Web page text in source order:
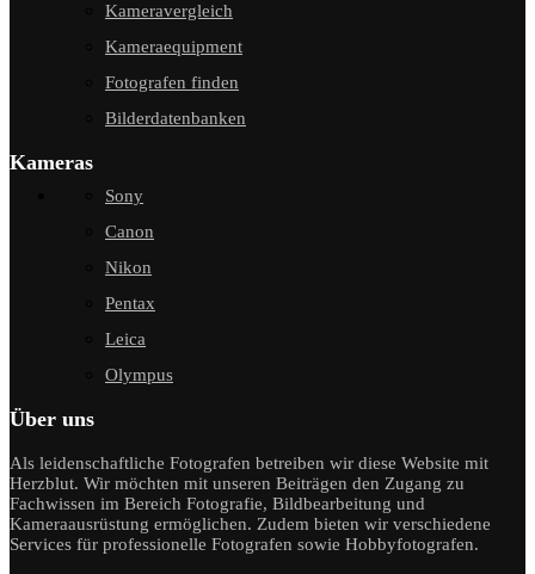
Kameravergleich
Kameraequipment
Fotografen finden
Bilderdatenbanken
Kameras
Sony
Canon
Nikon
Pentax
Leica
Olympus
Über uns
Als leidenschaftliche Fotografen betreiben wir diese Website mit
Herzblut. Wir möchten mit unseren Beiträgen den Zugang zu
Fachwissen im Bereich Fotografie, Bildbearbeitung und
Kameraausrüstung ermöglichen. Zudem bieten wir verschiedene
Services für professionelle Fotografen sowie Hobbyfotografen.